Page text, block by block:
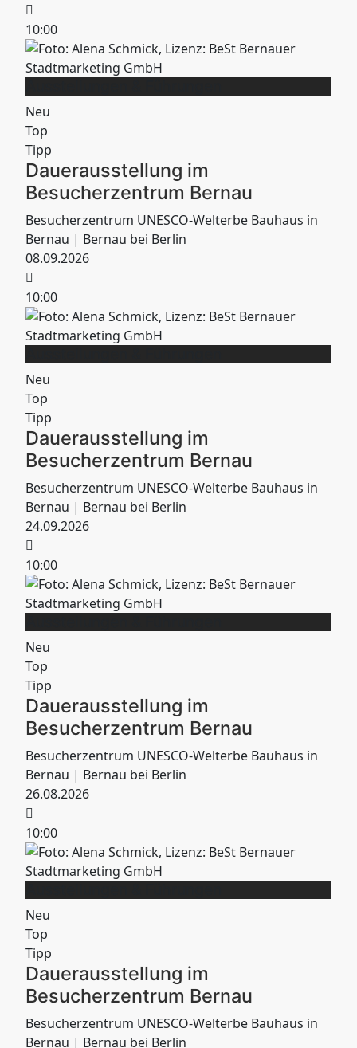
10:00
Neu
Top
Tipp
Dauerausstellung im
Besucherzentrum Bernau
Besucherzentrum UNESCO-Welterbe Bauhaus in
Bernau | Bernau bei Berlin
08.09.2026
10:00
Neu
Top
Tipp
Dauerausstellung im
Besucherzentrum Bernau
Besucherzentrum UNESCO-Welterbe Bauhaus in
Bernau | Bernau bei Berlin
24.09.2026
10:00
Neu
Top
Tipp
Dauerausstellung im
Besucherzentrum Bernau
Besucherzentrum UNESCO-Welterbe Bauhaus in
Bernau | Bernau bei Berlin
26.08.2026
10:00
Neu
Top
Tipp
Dauerausstellung im
Besucherzentrum Bernau
Besucherzentrum UNESCO-Welterbe Bauhaus in
Bernau | Bernau bei Berlin